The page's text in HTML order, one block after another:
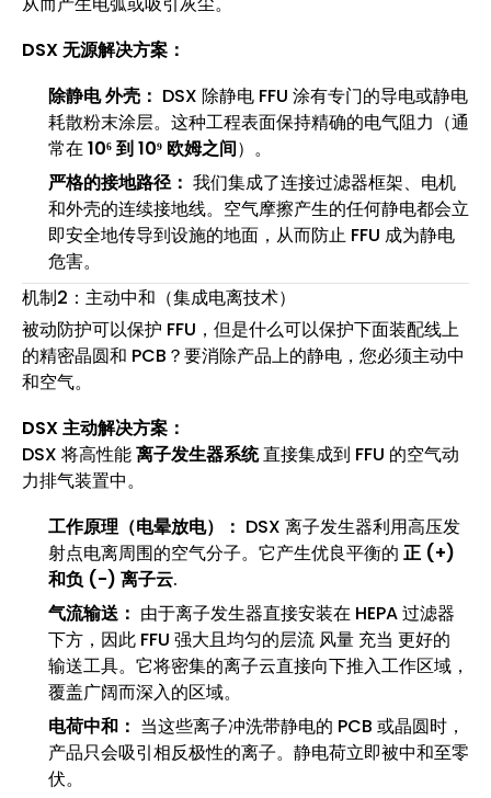
DSX 无源解决方案：
除静电 外壳： DSX 除静电 FFU 涂有专门的导电或静电
耗散粉末涂层。这种工程表面保持精确的电气阻力（通
常在10⁶ 到 10⁹ 欧姆之间）。
严格的接地路径： 我们集成了连接过滤器框架、电机
和外壳的连续接地线。空气摩擦产生的任何静电都会立
即安全地传导到设施的地面，从而防止 FFU 成为静电
危害。
机制2：主动中和（集成电离技术）
被动防护可以保护 FFU，但是什么可以保护下面装配线上
的精密晶圆和 PCB？要消除产品上的静电，您必须主动中
和空气。
DSX 主动解决方案：
DSX 将高性能离子发生器系统直接集成到 FFU 的空气动
力排气装置中。
工作原理（电晕放电）： DSX 离子发生器利用高压发
射点电离周围的空气分子。它产生优良平衡的 正 (+)
和负 (-) 离子云.
气流输送： 由于离子发生器直接安装在 HEPA 过滤器
下方，因此 FFU 强大且均匀的层流 风量 充当 更好的
输送工具。它将密集的离子云直接向下推入工作区域，
覆盖广阔而深入的区域。
电荷中和： 当这些离子冲洗带静电的 PCB 或晶圆时，
产品只会吸引相反极性的离子。静电荷立即被中和至零
伏。